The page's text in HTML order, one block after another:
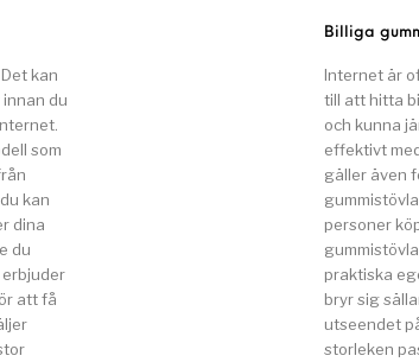
kan
du
som
kan
dina
du
erbjuder
att få
Billiga
Internet är
till att hitta
och kunna
effektivt
gäller även
personer
praktiska
bryr sig
utseendet
storleken